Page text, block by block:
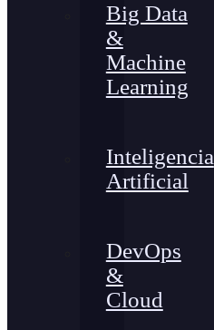
Big Data
&
Machine
Learning
Inteligencia
Artificial
DevOps
&
Cloud